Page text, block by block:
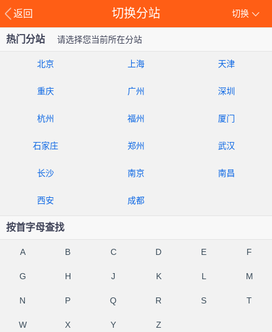
返回 切换
切换分站
热门分站 请选择您当前所在分站
北京 上海 天津
重庆 广州 深圳
杭州 福州 厦门
石家庄 郑州 武汉
长沙 南京 南昌
西安 成都
按首字母查找
A B C D E F
G H J K L M
N P Q R S T
W X Y Z